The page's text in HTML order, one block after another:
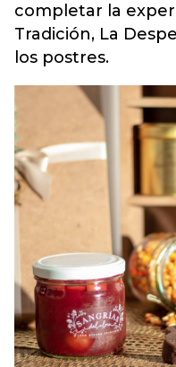
completar la
Tradición, La
los postres.